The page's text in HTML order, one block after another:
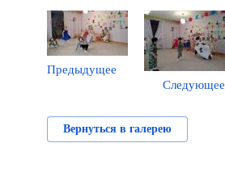
Предыдущее
Следующее
Вернуться в галерею